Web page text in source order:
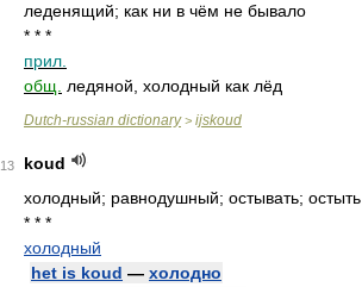
леденящий; как ни в чём не бывало
* * *
прил.
общ.
ледяной, холодный как лёд
Dutch-russian dictionary> ijskoud
13
koud
холодный; равнодушный; остывать; остыть
* * *
холодный
het is koud — холодно